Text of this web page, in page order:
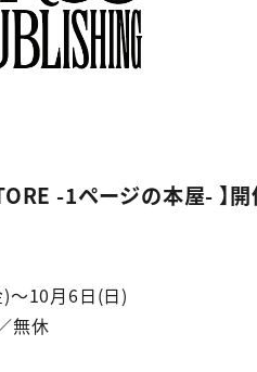
-1ページの本屋- 】
～10月6日(日)
無休